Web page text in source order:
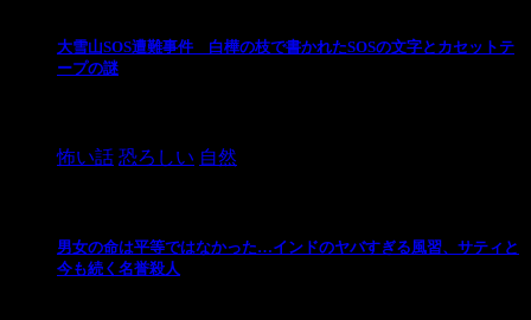
大雪山SOS遭難事件 白樺の枝で書かれたSOSの文字とカセットテ
ープの謎
怖い話 恐ろしい 自然
男女の命は平等ではなかった…インドのヤバすぎる風習、サティと
今も続く名誉殺人